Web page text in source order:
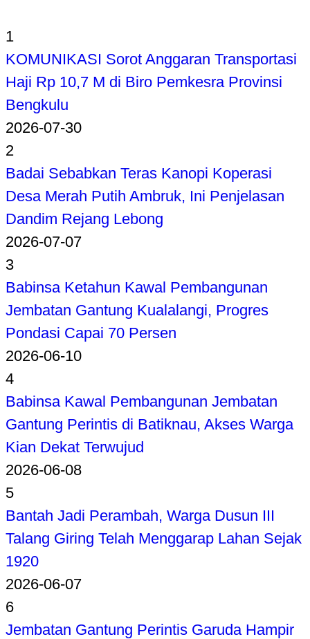
1
KOMUNIKASI Sorot Anggaran Transportasi
Haji Rp 10,7 M di Biro Pemkesra Provinsi
Bengkulu
2026-07-30
2
Badai Sebabkan Teras Kanopi Koperasi
Desa Merah Putih Ambruk, Ini Penjelasan
Dandim Rejang Lebong
2026-07-07
3
Babinsa Ketahun Kawal Pembangunan
Jembatan Gantung Kualalangi, Progres
Pondasi Capai 70 Persen
2026-06-10
4
Babinsa Kawal Pembangunan Jembatan
Gantung Perintis di Batiknau, Akses Warga
Kian Dekat Terwujud
2026-06-08
5
Bantah Jadi Perambah, Warga Dusun III
Talang Giring Telah Menggarap Lahan Sejak
1920
2026-06-07
6
Jembatan Gantung Perintis Garuda Hampir